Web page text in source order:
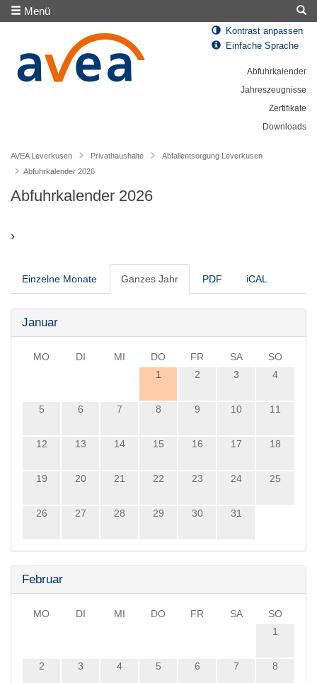
Menü
Kontrast anpassen
Einfache Sprache
Abfuhrkalender
Jahreszeugnisse
Zertifikate
Downloads
AVEA Leverkusen Privathaushalte
Abfallentsorgung Leverkusen
Abfuhrkalender 2026
Abfuhrkalender 2026
›
Einzelne Monate Ganzes Jahr PDF iCAL
Januar
MO DI MI DO FR SA
SO
1
2 3 4
5 6 7 8 9 10 11
12 13 14 15 16 17 18
19 20 21 22 23 24 25
26 27 28 29 30 31
Februar
MO DI MI DO FR SA
SO
1
2 3 4 5 6 7 8